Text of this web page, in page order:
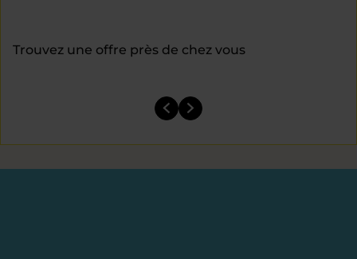
Trouvez une offre près de chez vous